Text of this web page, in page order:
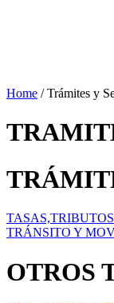
Home /Trámites y
TRÁNSITO Y
OTROS